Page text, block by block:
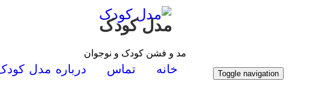
Toggle navigation
مدل کودک
مد و فشن کودک و نوجوان
خانه تماس درباره مدل